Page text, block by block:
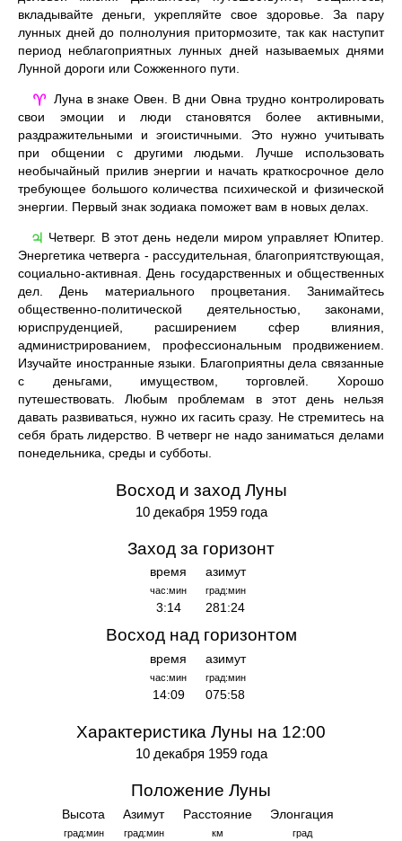
вкладывайте деньги, укрепляйте свое здоровье. За пару
лунных дней до полнолуния притормозите, так как наступит
период неблагоприятных лунных дней называемых днями
Лунной дороги или Сожженного пути.
♈
Луна в знаке Овен. В дни Овна трудно контролировать
свои эмоции и люди становятся более активными,
раздражительными и эгоистичными. Это нужно учитывать
при общении с другими людьми. Лучше использовать
необычайный прилив энергии и начать краткосрочное дело
требующее большого количества психической и физической
энергии. Первый знак зодиака поможет вам в новых делах.
♃
Четверг. В этот день недели миром управляет Юпитер.
Энергетика четверга - рассудительная, благоприятствующая,
социально-активная. День государственных и общественных
дел. День материального процветания. Занимайтесь
общественно-политической деятельностью, законами,
юриспруденцией, расширением сфер влияния,
администрированием, профессиональным продвижением.
Изучайте иностранные языки. Благоприятны дела связанные
с деньгами, имуществом, торговлей. Хорошо
путешествовать. Любым проблемам в этот день нельзя
давать развиваться, нужно их гасить сразу. Не стремитесь на
себя брать лидерство. В четверг не надо заниматься делами
понедельника, среды и субботы.
Восход и заход Луны
10 декабря 1959 года
Заход за горизонт
время
час:мин
3:14
азимут
град:мин
281:24
Восход над горизонтом
время
час:мин
14:09
азимут
град:мин
075:58
Характеристика Луны на 12:00
10 декабря 1959 года
Положение Луны
Высота
град:мин
Азимут
град:мин
Расстояние
км
Элонгация
град